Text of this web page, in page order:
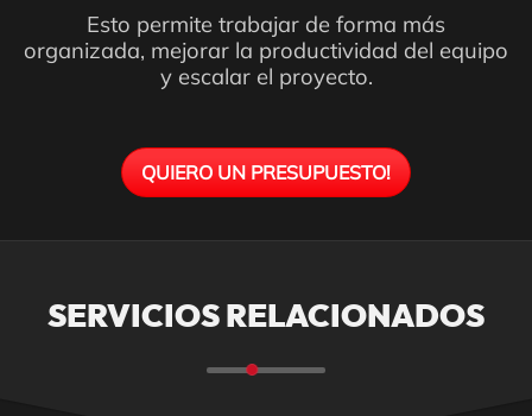
Esto permite trabajar de forma más
organizada, mejorar la productividad del equipo
y escalar el proyecto.
QUIERO UN PRESUPUESTO!
SERVICIOS RELACIONADOS